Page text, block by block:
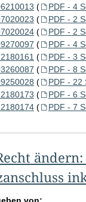
( PDF - 4
( PDF - 2
( PDF - 2
( PDF - 4
( PDF - 3
( PDF - 8
( PDF - 22
( PDF - 6
( PDF - 7